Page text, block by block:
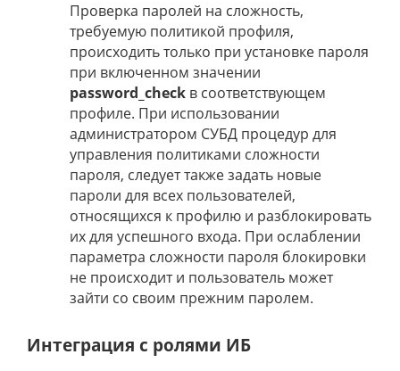
Проверка паролей на сложность,
требуемую политикой профиля,
происходить только при установке пароля
при включенном значении
password_check в соответствующем
профиле. При использовании
администратором СУБД процедур для
управления политиками сложности
пароля, следует также задать новые
пароли для всех пользователей,
относящихся к профилю и разблокировать
их для успешного входа. При ослаблении
параметра сложности пароля блокировки
не происходит и пользователь может
зайти со своим прежним паролем.
Интеграция с ролями ИБ